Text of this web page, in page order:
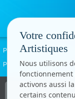
Politique de confidentialité
Paramètres cookies
Votre
Artistiques
Nous utilisons
fonctionnement
activons aussi
certains